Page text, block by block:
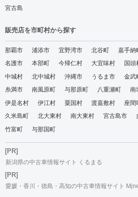
宮古島
販売店を市町村から探す
那覇市 浦添市 宜野湾市 北谷町 嘉手納
名護市
本部町 今帰仁村 大宜味村 国頭
中城村
北中城村 沖縄市 うるま市 金武
糸満市
南風原町 与那原町 八重瀬町 南
伊是名村
伊江村 粟国村 渡嘉敷村 座間
久米島町
北大東村 南大東村 宮古島市
竹富町
与那国町
[PR]
新潟県の中古車情報サイト くるまる
[PR]
愛媛・香川・徳島・高知の中古車情報サイト